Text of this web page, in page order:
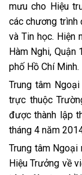
mưu cho Hiệu
các chương
và Tin học. Hiện
Hàm Nghi, Quận
phố Hồ Chí Minh.
Trung tâm
trực thuộc
được thành lập
tháng 4 năm
Trung tâm
Hiệu Trưởng về